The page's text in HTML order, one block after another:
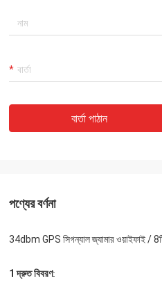
বার্তা পাঠান
পণ্যের বর্ণনা
34dbm GPS সিগন্যাল জ্যামার ওয়াইফাই / 8টি
1 দ্রুত বিবরণ: